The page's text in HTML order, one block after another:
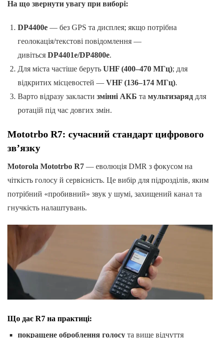
На що звернути увагу при виборі:
DP4400e— без GPS та дисплея; якщо потрібна
геолокація/текстові повідомлення —
дивіться DP4401e/DP4800e.
Для міста частіше беруть UHF (400–470 МГц); для
відкритих місцевостей — VHF (136–174 МГц).
Варто відразу закласти змінні АКБ та мультизаряддля
ротацій під час довгих змін.
Mototrbo R7: сучасний стандарт цифрового
зв’язку
Motorola Mototrbo R7 — еволюція DMR з фокусом на
чіткість голосу й сервісність. Це вибір для підрозділів, яким
потрібний «пробивний» звук у шумі, захищений канал та
гнучкість налаштувань.
Що дає R7 на практиці:
покращене оброблення голосута вище відчуття